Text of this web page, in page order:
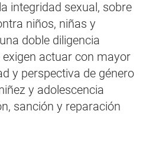
integridad sexual, sobre
niños, niñas y
doble diligencia
exigen actuar con mayor
y perspectiva de género
y adolescencia
sanción y reparación